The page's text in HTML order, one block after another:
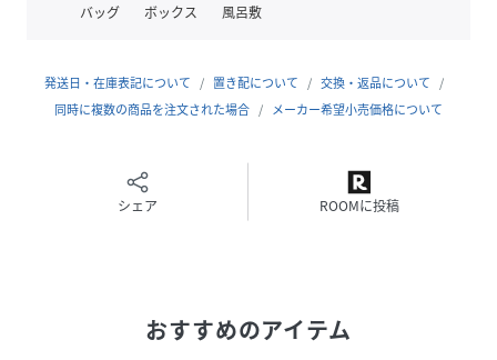
バッグ ボックス 風呂敷
発送日・在庫表記について 置き配について
交換・返品について
同時に複数の商品を注文された場合
メーカー希望小売価格について
シェア ROOMに投稿
おすすめのアイテム